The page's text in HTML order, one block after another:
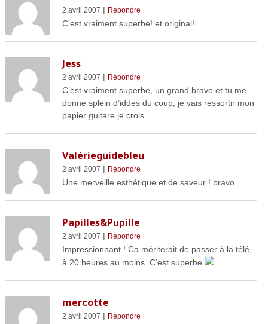
2 avril 2007 | Répondre
C’est vraiment superbe! et original!
Jess
2 avril 2007 | Répondre
C’est vraiment superbe, un grand bravo et tu me
donne splein d’iddes du coup, je vais ressortir mon
papier guitare je crois …
Valérieguidebleu
2 avril 2007 | Répondre
Une merveille esthétique et de saveur ! bravo
Papilles&Pupille
2 avril 2007 | Répondre
Impressionnant ! Ca mériterait de passer à la télé,
à 20 heures au moins. C’est superbe
mercotte
2 avril 2007 | Répondre